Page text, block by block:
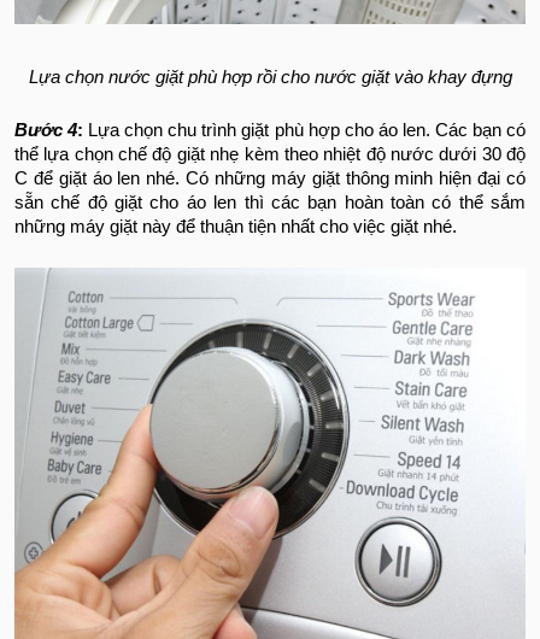
Lựa chọn nước giặt phù hợp rồi cho nước giặt vào khay đựng
Bước 4: Lựa chọn chu trình giặt phù hợp cho áo len. Các bạn có
thể lựa chọn chế độ giặt nhẹ kèm theo nhiệt độ nước dưới 30 độ
C để giặt áo len nhé. Có những máy giặt thông minh hiện đại có
sẵn chế độ giặt cho áo len thì các bạn hoàn toàn có thể sắm
những máy giặt này để thuận tiện nhất cho việc giặt nhé.